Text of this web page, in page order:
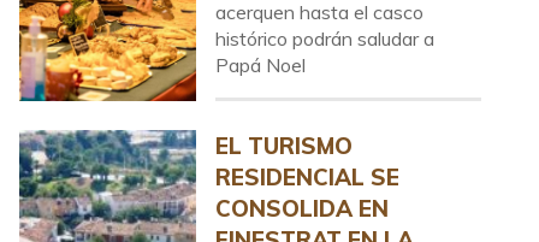
acerquen hasta el casco
histórico podrán saludar a
Papá Noel
EL TURISMO
RESIDENCIAL SE
CONSOLIDA EN